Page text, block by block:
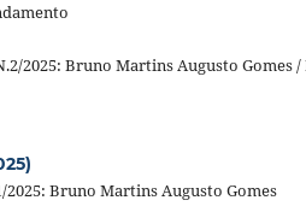
2025: Bruno Martins Augusto
2025: Bruno Martins Augusto Gomes